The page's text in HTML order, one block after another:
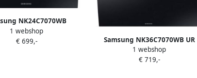
NK24C7070WB
Zwart 585 m³ uur
B
1 webshop
€ 699,-
Samsung NK36C7070WB UR
afzuigkap Muurmontage Zwart
585 m³ uur B
1 webshop
€ 719,-